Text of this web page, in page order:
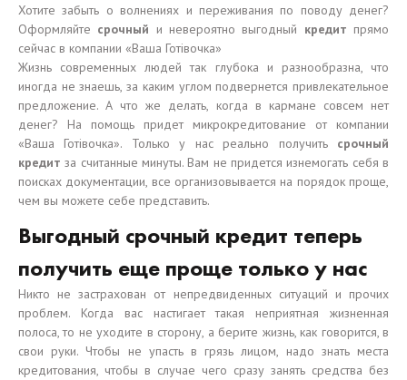
Хотите забыть о волнениях и переживания по поводу денег?
Оформляйте срочный и невероятно выгодный кредит прямо
сейчас в компании «Ваша Готівочка»
Жизнь современных людей так глубока и разнообразна, что
иногда не знаешь, за каким углом подвернется привлекательное
предложение. А что же делать, когда в кармане совсем нет
денег? На помощь придет микрокредитование от компании
«Ваша Готівочка». Только у нас реально получить срочный
кредит за считанные минуты. Вам не придется изнемогать себя в
поисках документации, все организовывается на порядок проще,
чем вы можете себе представить.
Выгодный срочный кредит теперь
получить еще проще только у нас
Никто не застрахован от непредвиденных ситуаций и прочих
проблем. Когда вас настигает такая неприятная жизненная
полоса, то не уходите в сторону, а берите жизнь, как говорится, в
свои руки. Чтобы не упасть в грязь лицом, надо знать места
кредитования, чтобы в случае чего сразу занять средства без